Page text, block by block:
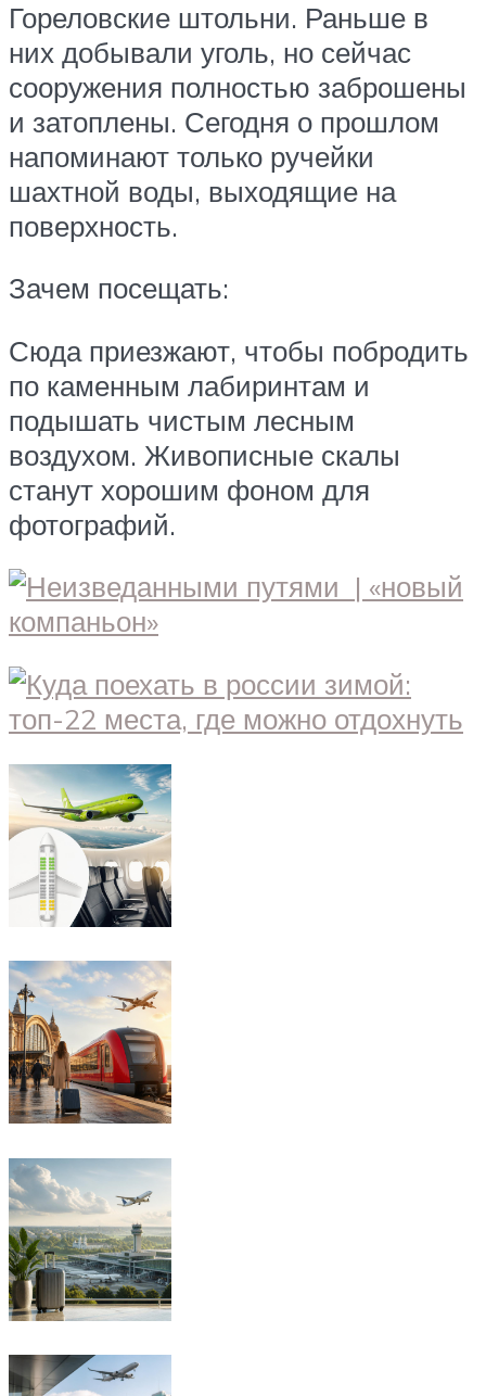
Гореловские штольни. Раньше в
них добывали уголь, но сейчас
сооружения полностью заброшены
и затоплены. Сегодня о прошлом
напоминают только ручейки
шахтной воды, выходящие на
поверхность.
Зачем посещать:
Сюда приезжают, чтобы побродить
по каменным лабиринтам и
подышать чистым лесным
воздухом. Живописные скалы
станут хорошим фоном для
фотографий.